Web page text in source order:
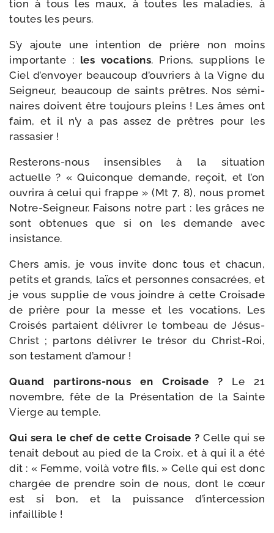
tion à tous les maux, à toutes les mala­dies, à
toutes les peurs.
S’y ajoute une inten­tion de prière non moins
impor­tante : les voca­tions. Prions, sup­plions le
Ciel d’envoyer beau­coup d’ouvriers à la Vigne du
Seigneur, beau­coup de saints prêtres. Nos sémi­
naires doivent être tou­jours pleins ! Les âmes ont
faim, et il n’y a pas assez de prêtres pour les
rassasier !
Resterons-​nous insen­sibles à la situa­tion
actuelle ? « Quiconque demande, reçoit, et l’on
ouvri­ra à celui qui frappe » (Mt 7, 8), nous pro­met
Notre-​Seigneur. Faisons notre part : les grâces ne
sont obte­nues que si on les demande avec
insistance.
Chers amis, je vous invite donc tous et cha­cun,
petits et grands, laïcs et per­sonnes consa­crées, et
je vous sup­plie de vous joindre à cette Croisade
de prière pour la messe et les voca­tions. Les
Croisés par­taient déli­vrer le tom­beau de Jésus-​
Christ ; par­tons déli­vrer le tré­sor du Christ-​Roi,
son tes­ta­ment d’amour !
Quand partirons-​nous en Croisade ? Le 21
novembre, fête de la Présentation de la Sainte
Vierge au temple.
Qui sera le chef de cette Croisade ? Celle qui se
tenait debout au pied de la Croix, et à qui il a été
dit : « Femme, voi­là votre fils. » Celle qui est donc
char­gée de prendre soin de nous, dont le cœur
est si bon, et la puis­sance d’intercession
infaillible !